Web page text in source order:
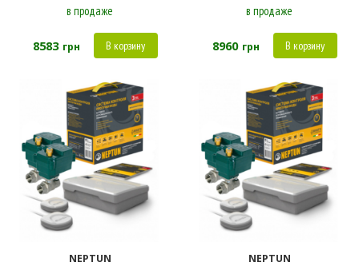
в продаже
8583 грн В корзину
в продаже
8960 грн В корзину
NEPTUN NEPTUN